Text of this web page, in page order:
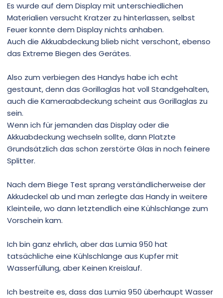
Es wurde auf dem Display mit unterschiedlichen
Materialien versucht Kratzer zu hinterlassen, selbst
Feuer konnte dem Display nichts anhaben.
Auch die Akkuabdeckung blieb nicht verschont, ebenso
das Extreme Biegen des Gerätes.
Also zum verbiegen des Handys habe ich echt
gestaunt, denn das Gorillaglas hat voll Standgehalten,
auch die Kameraabdeckung scheint aus Gorillaglas zu
sein.
Wenn ich für jemanden das Display oder die
Akkuabdeckung wechseln sollte, dann Platzte
Grundsätzlich das schon zerstörte Glas in noch feinere
Splitter.
Nach dem Biege Test sprang verständlicherweise der
Akkudeckel ab und man zerlegte das Handy in weitere
Kleinteile, wo dann letztendlich eine Kühlschlange zum
Vorschein kam.
Ich bin ganz ehrlich, aber das Lumia 950 hat
tatsächliche eine Kühlschlange aus Kupfer mit
Wasserfüllung, aber Keinen Kreislauf.
Ich bestreite es, dass das Lumia 950 überhaupt Wasser